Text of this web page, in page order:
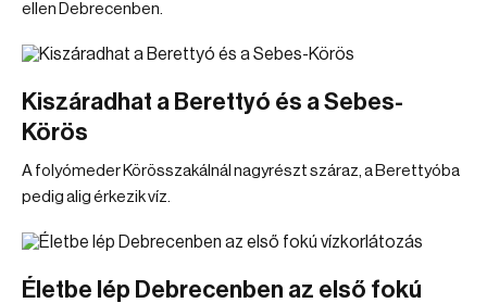
ellen Debrecenben.
Kiszáradhat a Berettyó és a Sebes-
Körös
A folyómeder Körösszakálnál nagyrészt száraz, a Berettyóba
pedig alig érkezik víz.
Életbe lép Debrecenben az első fokú